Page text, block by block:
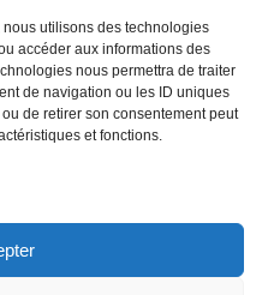
utilisons des technologies
accéder aux informations des
nous permettra de traiter
de navigation ou les ID uniques
de retirer son consentement peut
et fonctions.
le sont à titre indicatif et la
au visiteur de suivre